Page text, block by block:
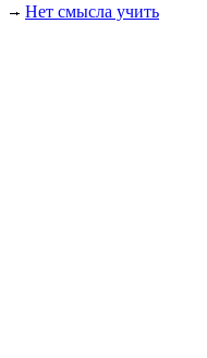
Нет смысла учить